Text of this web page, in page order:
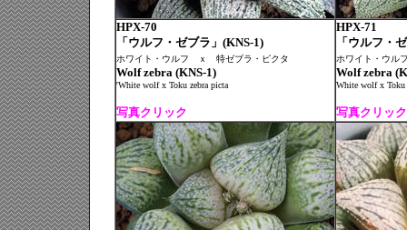
HPX-70
「ウルフ・ゼブラ」(KNS-1)
ホワイト・ウルフ ｘ 特ゼブラ・ピクタ
Wolf zebra (KNS-1)
'White wolf x Toku zebra picta
写真クリック
HPX-71
「ウルフ・
ホワイト・ウ
Wolf zebra
White wolf x Toku
写真クリック